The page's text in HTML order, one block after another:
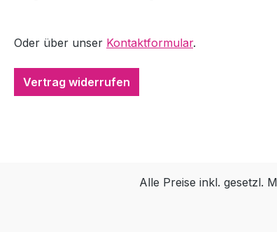
Oder über unser Kontaktformular.
Vertrag widerrufen
Alle Preise inkl. gesetzl.